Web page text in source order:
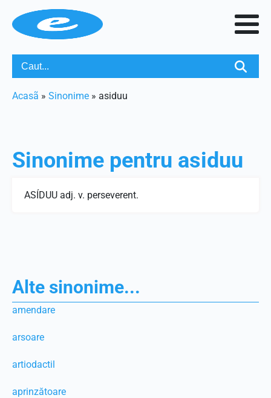
Acasã » Sinonime » asiduu
Sinonime pentru asiduu
ASÍDUU adj. v. perseverent.
Alte sinonime...
amendare
arsoare
artiodactil
aprinzătoare